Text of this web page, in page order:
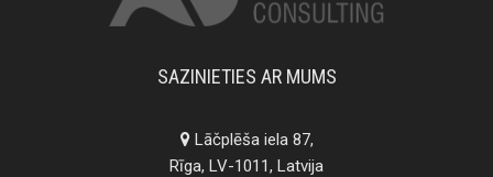
SAZINIETIES AR MUMS
Lāčplēša iela 87,
Rīga, LV-1011, Latvija